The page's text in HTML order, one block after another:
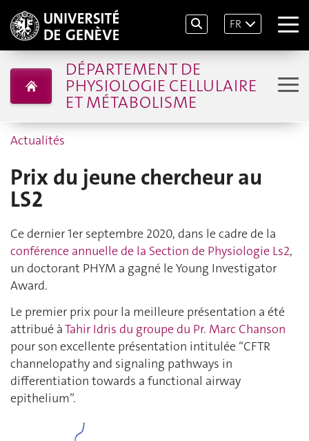
FR
DÉPARTEMENT DE
PHYSIOLOGIE CELLULAIRE
ET MÉTABOLISME
Actualités
Prix du jeune chercheur au
LS2
Ce dernier 1er septembre 2020, dans le cadre de la
conférence annuelle de la Section de Physiologie Ls2,
un doctorant PHYM a gagné le Young Investigator
Award.
Le premier prix pour la meilleure présentation a été
attribué àTahir Idris du groupe du Pr. Marc Chanson
pour son excellente présentation intitulée “CFTR
channelopathy and signaling pathways in
differentiation towards a functional airway
epithelium”.